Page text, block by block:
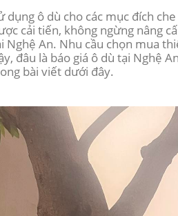
dụng ô dù cho các mục đích
cải tiến, không ngừng nâng
Nghệ An. Nhu cầu chọn mua
đâu là báo giá ô dù tại Nghệ
bài viết dưới đây.